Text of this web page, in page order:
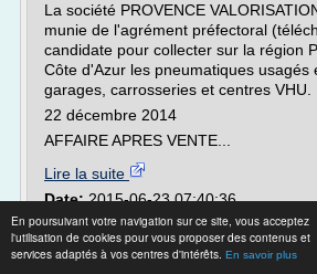
En poursuivant votre navigation sur ce site, vous acceptez
l'utilisation de cookies pour vous proposer des contenus et
services adaptés à vos centres d'intérêts. En savoir plus
La société PROVENCE
munie de l'agrément préfectoral
candidate pour collecter sur la région
Côte d'Azur les pneumatiques usagés
garages, carrosseries et centres VHU.
22 décembre 2014
AFFAIRE APRES VENTE...
Lire la suite
Date:2015-06-23 07:40:36
Site :http://pneutech.fr
Thèmes liés : recyclage d'automobile
automobile/ reprise recyclage automobile /